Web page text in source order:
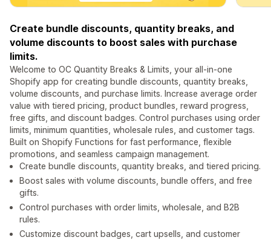
Create bundle discounts, quantity breaks, and
volume discounts to boost sales with purchase
limits.
Welcome to OC Quantity Breaks & Limits, your all-in-one
Shopify app for creating bundle discounts, quantity breaks,
volume discounts, and purchase limits. Increase average order
value with tiered pricing, product bundles, reward progress,
free gifts, and discount badges. Control purchases using order
limits, minimum quantities, wholesale rules, and customer tags.
Built on Shopify Functions for fast performance, flexible
promotions, and seamless campaign management.
Create bundle discounts, quantity breaks, and tiered pricing.
Boost sales with volume discounts, bundle offers, and free
gifts.
Control purchases with order limits, wholesale, and B2B
rules.
Customize discount badges, cart upsells, and customer